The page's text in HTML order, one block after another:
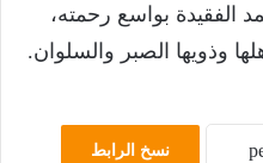
الفقيدة بواسع رحمته،
وذويها الصبر والسلوان.
نسخ الرابط